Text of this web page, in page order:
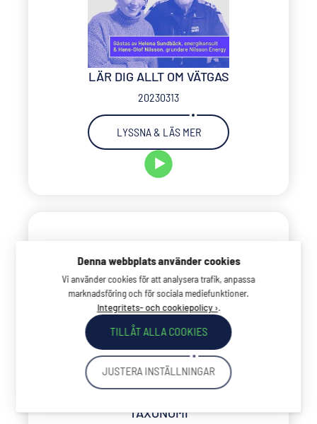
LÄR DIG ALLT OM VÄTGAS
20230313
LYSSNA & LÄS MER
TAXONOMI
Denna webbplats använder cookies
Vi använder cookies för att analysera trafik, anpassa
marknadsföring och för sociala mediefunktioner.
Integritets- och cookiepolicy ›.
TILLÅT ALLA COOKIES
JUSTERA INSTÄLLNINGAR